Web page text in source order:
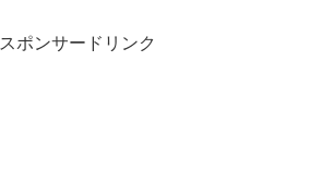
スポンサードリンク